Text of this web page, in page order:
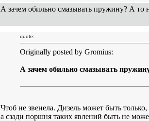
А зачем обильно смазывать пружину? А то
quote:
Originally posted by Gromius:
А зачем обильно смазывать
Чтоб не звенела. Дизель может быть
а сзади поршня таких явлений быть не